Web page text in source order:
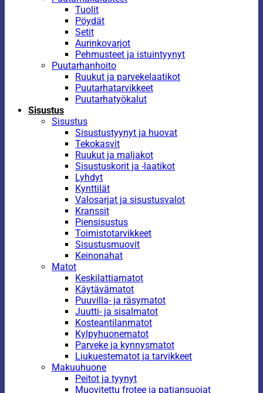
Tuolit
Pöydät
Setit
Aurinkovarjot
Pehmusteet ja istuintyynyt
Puutarhanhoito
Ruukut ja parvekelaatikot
Puutarhatarvikkeet
Puutarhatyökalut
Sisustus
Sisustus
Sisustustyynyt ja huovat
Tekokasvit
Ruukut ja maljakot
Sisustuskorit ja -laatikot
Lyhdyt
Kynttilät
Valosarjat ja sisustusvalot
Kranssit
Piensisustus
Toimistotarvikkeet
Sisustusmuovit
Keinonahat
Matot
Keskilattiamatot
Käytävämatot
Puuvilla- ja räsymatot
Juutti- ja sisalmatot
Kosteantilanmatot
Kylpyhuonematot
Parveke ja kynnysmatot
Liukuestematot ja tarvikkeet
Makuuhuone
Peitot ja tyynyt
Muovitettu frotee ja patjansuojat